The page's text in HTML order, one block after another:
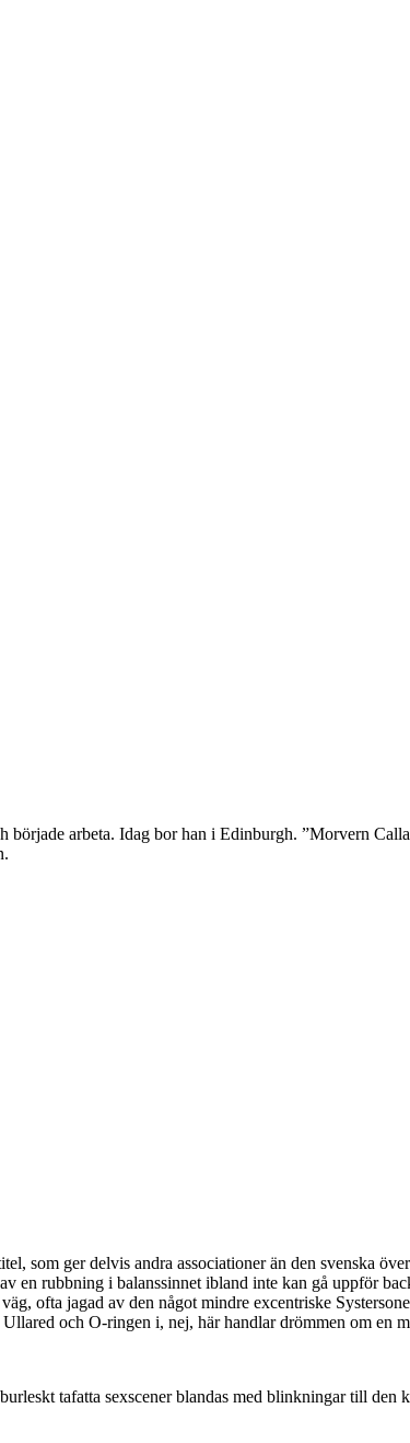
arbeta. Idag bor han i Edinburgh. ”Morvern
som ger delvis andra associationer än den svenska
en rubbning i balanssinnet ibland inte kan gå uppför
ofta jagad av den något mindre excentriske
och O-ringen i, nej, här handlar drömmen om en
tafatta sexscener blandas med blinkningar till den